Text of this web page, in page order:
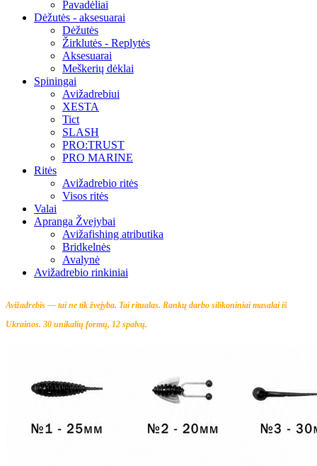
Pavadėliai
Dėžutės - aksesuarai
Dėžutės
Žirklutės - Replytės
Aksesuarai
Meškerių dėklai
Spiningai
Avižadrebiui
XESTA
Tict
SLASH
PRO:TRUST
PRO MARINE
Ritės
Avižadrebio ritės
Visos ritės
Valai
Apranga Žvejybai
Avižafishing atributika
Bridkelnės
Avalynė
Avižadrebio rinkiniai
Avižadrebis — tai ne tik žvejyba. Tai ritualas. Rankų darbo silikoniniai masalai iš
Ukrainos. 30 unikalių formų, 12 spalvų.